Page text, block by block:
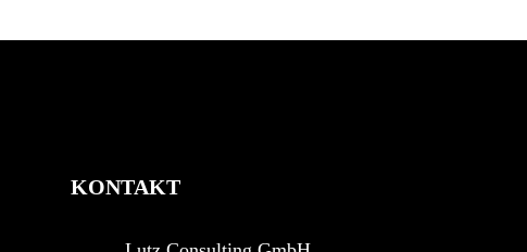
KONTAKT